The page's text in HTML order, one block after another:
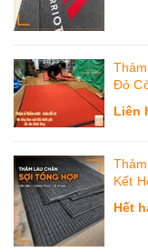
Đỏ
Liên
Kết
Hết